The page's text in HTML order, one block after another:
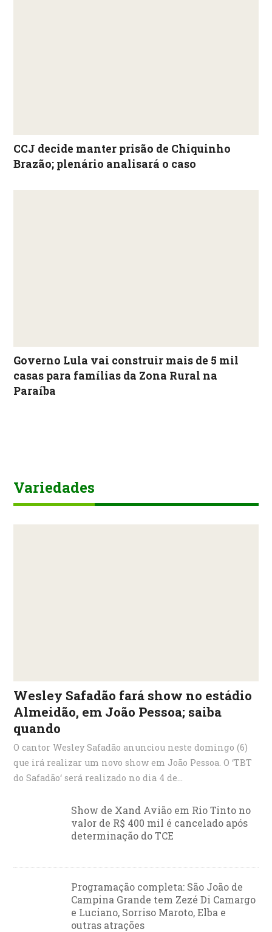
CCJ decide manter prisão de Chiquinho
Brazão; plenário analisará o caso
Governo Lula vai construir mais de 5 mil
casas para famílias da Zona Rural na
Paraíba
Variedades
Wesley Safadão fará show no estádio
Almeidão, em João Pessoa; saiba
quando
O cantor Wesley Safadão anunciou neste domingo (6)
que irá realizar um novo show em João Pessoa. O ‘TBT
do Safadão‘ será realizado no dia 4 de...
Show de Xand Avião em Rio Tinto no
valor de R$ 400 mil é cancelado após
determinação do TCE
Programação completa: São João de
Campina Grande tem Zezé Di Camargo
e Luciano, Sorriso Maroto, Elba e
outras atrações